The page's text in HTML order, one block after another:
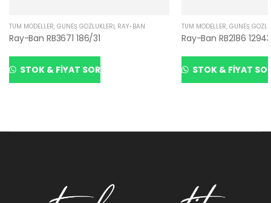
TÜM MODELLER, GÜNEŞ GÖZLÜKLERI, RAY-BAN
Ray-Ban RB3671 186/31
STOK & FIYAT SOR
TÜM MODELLER, GÜNEŞ
Ray-Ban RB2186
STOK & FIYAT